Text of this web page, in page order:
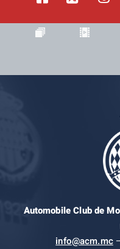
Automobile Club de
info@acm.mc